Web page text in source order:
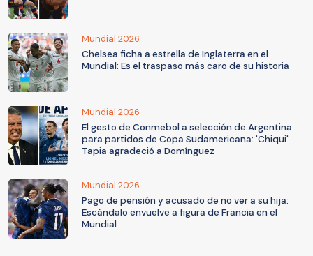
Mundial 2026
Chelsea ficha a estrella de Inglaterra en el
Mundial: Es el traspaso más caro de su historia
Mundial 2026
El gesto de Conmebol a selección de Argentina
para partidos de Copa Sudamericana: 'Chiqui'
Tapia agradeció a Domínguez
Mundial 2026
Pago de pensión y acusado de no ver a su hija:
Escándalo envuelve a figura de Francia en el
Mundial